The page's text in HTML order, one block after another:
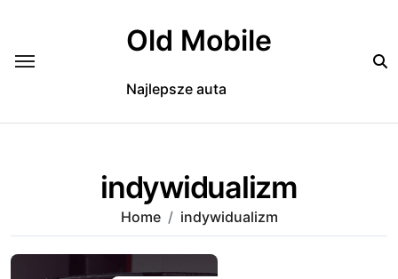
Old Mobile
Najlepsze auta
indywidualizm
Home indywidualizm